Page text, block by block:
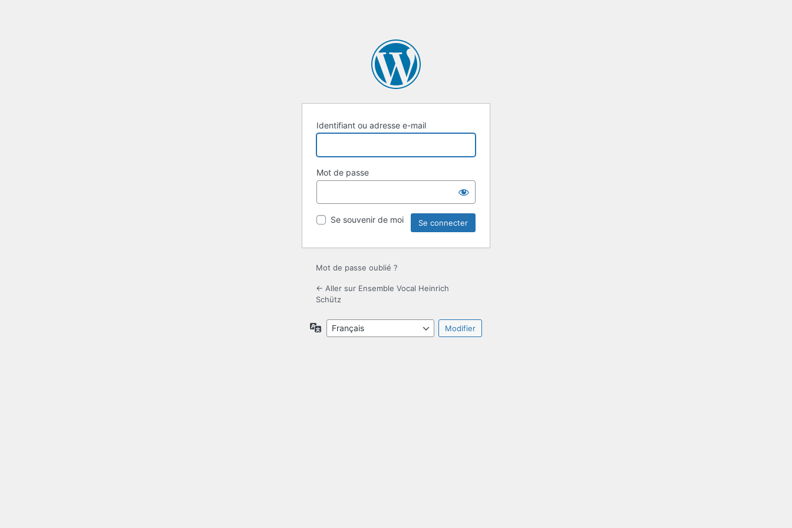
Identifiant ou adresse e-mail
Mot de passe
Se souvenir de moi
Mot de passe oublié ?
← Aller sur Ensemble Vocal Heinrich
Schütz
Langue